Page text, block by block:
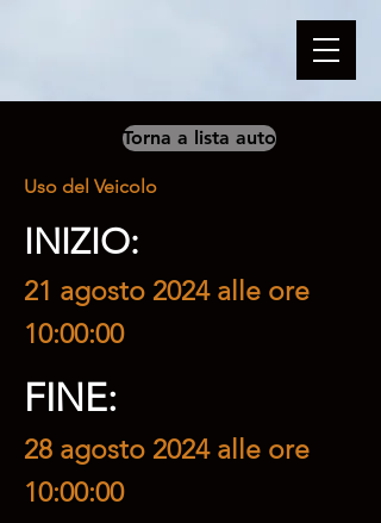
Torna a lista auto
Uso del Veicolo
INIZIO:
21 agosto 2024 alle ore
10:00:00
FINE:
28 agosto 2024 alle ore
10:00:00